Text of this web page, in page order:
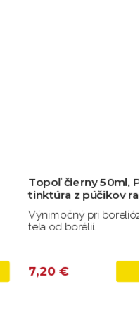
Topoľ čierny 50ml,
tinktúra z púčikov
Výnimočný pri
tela od borélií.
7,20 €